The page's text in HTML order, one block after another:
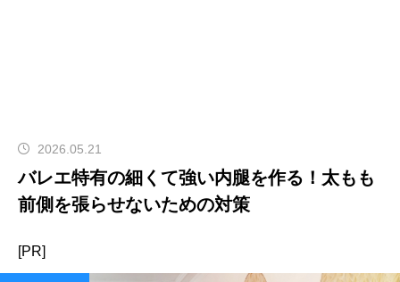
2026.05.21
バレエ特有の細くて強い内腿を作る！太もも
前側を張らせないための対策
[PR]